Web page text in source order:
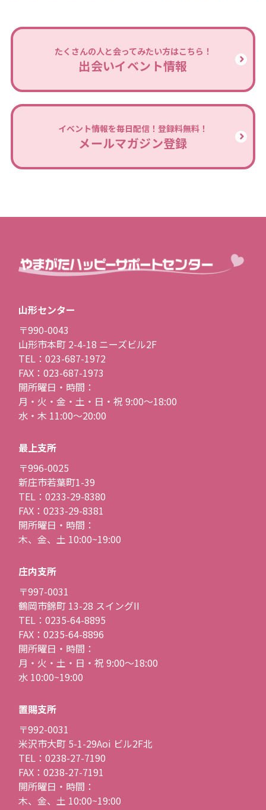
たくさんの人と会ってみたい方はこちら！
出会いイベント情報
イベント情報を毎日配信！登録料無料！
メールマガジン登録
山形センター
〒990-0043
山形市本町 2-4-18 ニーズビル2F
TEL：023-687-1972
FAX：023-687-1973
開所曜日・時間：
月・火・金・土・日・祝 9:00〜18:00
水・木 11:00〜20:00
最上支所
〒996-0025
新庄市若葉町1-39
TEL：0233-29-8380
FAX：0233-29-8381
開所曜日・時間：
木、金、土 10:00~19:00
庄内支所
〒997-0031
鶴岡市錦町 13-28 スイングII
TEL：0235-64-8895
FAX：0235-64-8896
開所曜日・時間：
月・火・土・日・祝 9:00〜18:00
水 10:00~19:00
置賜支所
〒992-0031
米沢市大町 5-1-29Aoi ビル2F北
TEL：0238-27-7190
FAX：0238-27-7191
開所曜日・時間：
木、金、土 10:00~19:00